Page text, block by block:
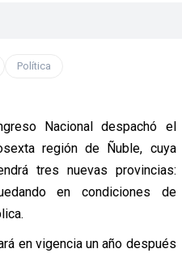
Política
Nacional despachó el
región de Ñuble, cuya
tres nuevas provincias:
en condiciones de
en vigencia un año después